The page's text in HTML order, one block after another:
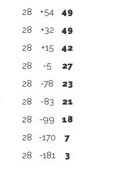
28 +54
49
28 +32
49
28 +15
42
28 -5
27
28 -78
23
28 -83
21
28 -99
18
28 -170
7
28 -181 3